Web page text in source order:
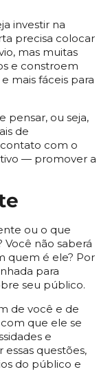
investir na
precisa colocar
mas muitas
e constroem
mais fáceis para
pensar, ou seja,
de
com o
— promover a
ou o que
Você não saberá
quem é ele? Por
para
seu público.
de você e de
que ele se
e
essas questões,
do público e